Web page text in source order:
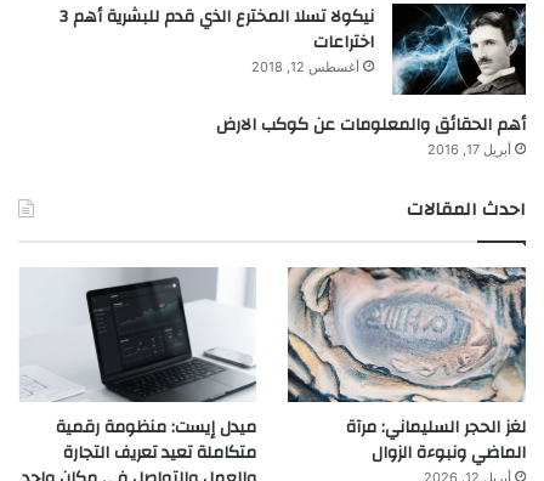
نيكولا تسلا المخترع الذي قدم للبشرية أهم 3
اختراعات
أغسطس 12, 2018
أهم الحقائق والمعلومات عن كوكب الارض
أبريل 17, 2016
احدث المقالات
لغز الحجر السليماني: مرآة
الماضي ونبوءة الزوال
ميدل إيست: منظومة رقمية
متكاملة تعيد تعريف التجارة